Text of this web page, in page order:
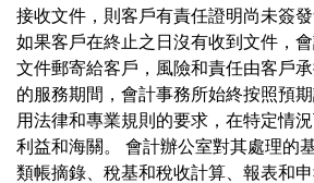
接收文件，則客戶有責任證明尚未簽發
如果客戶在終止之日沒有收到文件，
文件郵寄給客戶，風險和責任由客戶
的服務期間，會計事務所始終按照預
用法律和專業規則的要求，在特定情
利益和海關。 會計辦公室對其處理的
類帳摘錄、稅基和稅收計算、報表和